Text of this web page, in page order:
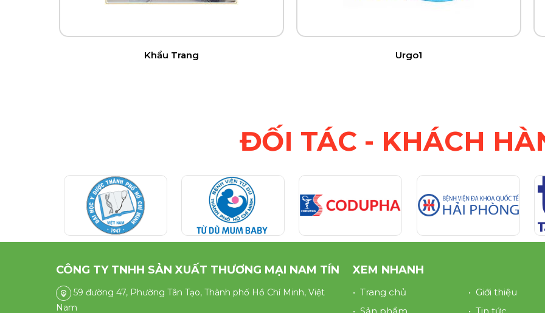
Khẩu Trang Urgo1
ĐỐI TÁC - KHÁCH
CÔNG TY TNHH SẢN XUẤT THƯƠNG MẠI NAM TÍN
59 đường 47, Phường Tân Tạo, Thành phố Hồ Chí Minh, Việt
Nam
XEM NHANH
• Trang chủ
• Giới thiệu
• Sản phẩm
• Tin tức